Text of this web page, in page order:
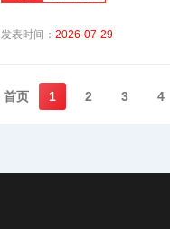
发表时间： 2026-07-29
首页️ 1 2 3 4